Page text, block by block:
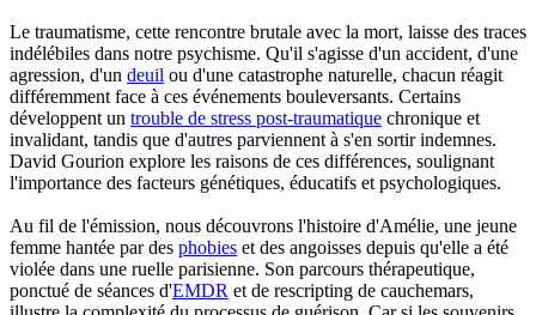
Le traumatisme, cette rencontre brutale avec la mort, laisse des traces
indélébiles dans notre psychisme. Qu'il s'agisse d'un accident, d'une
agression, d'un deuil ou d'une catastrophe naturelle, chacun réagit
différemment face à ces événements bouleversants. Certains
développent un trouble de stress post-traumatique chronique et
invalidant, tandis que d'autres parviennent à s'en sortir indemnes.
David Gourion explore les raisons de ces différences, soulignant
l'importance des facteurs génétiques, éducatifs et psychologiques.
Au fil de l'émission, nous découvrons l'histoire d'Amélie, une jeune
femme hantée par des phobies et des angoisses depuis qu'elle a été
violée dans une ruelle parisienne. Son parcours thérapeutique,
ponctué de séances d'EMDR et de rescripting de cauchemars,